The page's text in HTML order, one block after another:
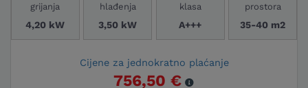
grijanja
4,20 kW
hlađenja
3,50 kW
klasa
A+++
prostora
35-40 m2
Cijene za jednokratno plaćanje
756,50 €